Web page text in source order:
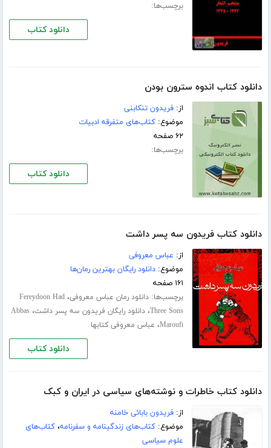
برچسب‌ها:
دانلود کتاب
دانلود کتاب اندوه سترون بودن
از:فریدون تنکابنی
موضوع:کتاب‌های متفرقه ادبیات
۶۲ صفحه
برچسب‌ها:
دانلود کتاب
دانلود کتاب فریدون سه پسر داشت
از: عباس معروفی
موضوع:دانلود رایگان بهترین رمان‌ها
۱۶۱ صفحه
برچسب‌ها:دانلود رمان عباس معروفی،Fereydoon Had
Three Sons،دانلود رایگان فریدون سه پسر داشت،Abbas
Maroufi، عباس معروفی کتابها
دانلود کتاب
دانلود کتاب خاطرات و نوشته‌های سیاسی در ایران و کبک
از:فریدون بابائی خامنه
موضوع:کتاب‌های زندگینامه و سفرنامه،کتاب‌های
علوم سیاسی